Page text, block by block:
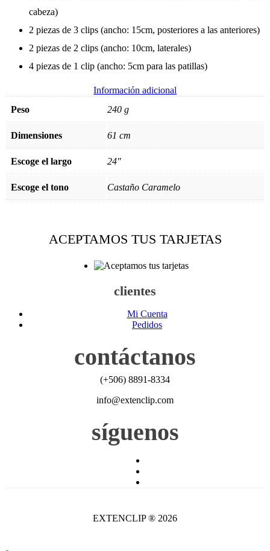
cabeza)
2 piezas de 3 clips (ancho: 15cm, posteriores a las anteriores)
2 piezas de 2 clips (ancho: 10cm, laterales)
4 piezas de 1 clip (ancho: 5cm para las patillas)
Información adicional
Peso
240 g
Dimensiones 61 cm
Escoge el largo 24"
Escoge el tono Castaño Caramelo
ACEPTAMOS TUS TARJETAS
clientes
Mi Cuenta
Pedidos
contáctanos
(+506) 8891-8334
info@extenclip.com
síguenos
EXTENCLIP ® 2026